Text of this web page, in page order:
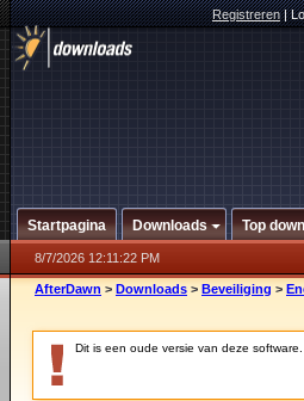
Registreren|
Startpagina Downloads Top
8/7/2026 12:11:22 PM
AfterDawn > Downloads > Beveiliging >
Dit is een oude versie van deze